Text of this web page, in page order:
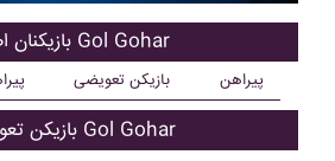
بازیکنان اصلی Gol Gohar
بازیکن تعویضی پیراهن
بازیکن تعویضی Gol Gohar